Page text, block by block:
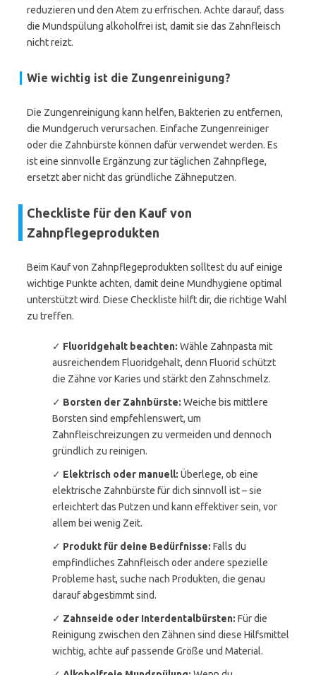
reduzieren und den Atem zu erfrischen. Achte darauf, dass
die Mundspülung alkoholfrei ist, damit sie das Zahnfleisch
nicht reizt.
Wie wichtig ist die Zungenreinigung?
Die Zungenreinigung kann helfen, Bakterien zu entfernen,
die Mundgeruch verursachen. Einfache Zungenreiniger
oder die Zahnbürste können dafür verwendet werden. Es
ist eine sinnvolle Ergänzung zur täglichen Zahnpflege,
ersetzt aber nicht das gründliche Zähneputzen.
Checkliste für den Kauf von
Zahnpflegeprodukten
Beim Kauf von Zahnpflegeprodukten solltest du auf einige
wichtige Punkte achten, damit deine Mundhygiene optimal
unterstützt wird. Diese Checkliste hilft dir, die richtige Wahl
zu treffen.
✓ Fluoridgehalt beachten: Wähle Zahnpasta mit
ausreichendem Fluoridgehalt, denn Fluorid schützt
die Zähne vor Karies und stärkt den Zahnschmelz.
✓ Borsten der Zahnbürste: Weiche bis mittlere
Borsten sind empfehlenswert, um
Zahnfleischreizungen zu vermeiden und dennoch
gründlich zu reinigen.
✓ Elektrisch oder manuell: Überlege, ob eine
elektrische Zahnbürste für dich sinnvoll ist – sie
erleichtert das Putzen und kann effektiver sein, vor
allem bei wenig Zeit.
✓ Produkt für deine Bedürfnisse: Falls du
empfindliches Zahnfleisch oder andere spezielle
Probleme hast, suche nach Produkten, die genau
darauf abgestimmt sind.
✓ Zahnseide oder Interdentalbürsten: Für die
Reinigung zwischen den Zähnen sind diese Hilfsmittel
wichtig, achte auf passende Größe und Material.